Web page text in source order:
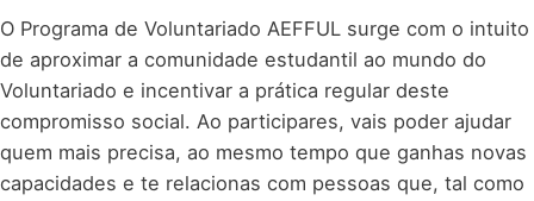
O Programa de Voluntariado AEFFUL surge com o intuito
de aproximar a comunidade estudantil ao mundo do
Voluntariado e incentivar a prática regular deste
compromisso social. Ao participares, vais poder ajudar
quem mais precisa, ao mesmo tempo que ganhas novas
capacidades e te relacionas com pessoas que, tal como